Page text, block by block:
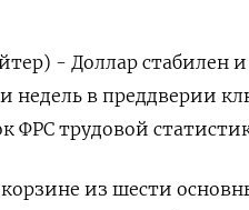
- Доллар стабилен
в преддверии
ФРС трудовой
из шести